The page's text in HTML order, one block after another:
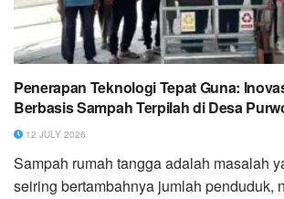
Penerapan Teknologi Tepat Guna:
Berbasis Sampah Terpilah di Desa
12 JULY 2026
Sampah rumah tangga adalah masalah
seiring bertambahnya jumlah penduduk,